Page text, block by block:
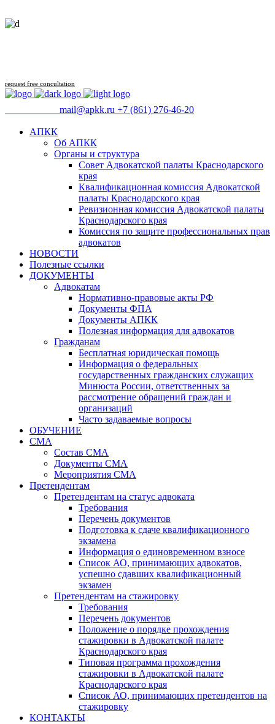
request free concultation
mail@apkk.ru +7 (861) 276-46-20
АПКК
Об АПКК
Органы и структура
Совет Адвокатской палаты Краснодарского
края
Квалификационная комиссия Адвокатской
палаты Краснодарского края
Ревизионная комиссия Адвокатской палаты
Краснодарского края
Комиссия по защите профессиональных прав
адвокатов
НОВОСТИ
Полезные ссылки
ДОКУМЕНТЫ
Адвокатам
Нормативно-правовые акты РФ
Документы ФПА
Документы АПКК
Полезная информация для адвокатов
Гражданам
Бесплатная юридическая помощь
Информация о федеральных
государственных гражданских служащих
Минюста России, ответственных за
рассмотрение обращений граждан и
организаций
Часто задаваемые вопросы
ОБУЧЕНИЕ
СМА
Состав СМА
Документы СМА
Мероприятия СМА
Претендентам
Претендентам на статус адвоката
Требования
Перечень документов
Подготовка к сдаче квалификационного
экзамена
Информация о единовременном взносе
Список АО, принимающих адвокатов,
успешно сдавших квалификационный
экзамен
Претендентам на стажировку
Требования
Перечень документов
Положение о порядке прохождения
стажировки в Адвокатской палате
Краснодарского края
Типовая программа прохождения
стажировки в Адвокатской палате
Краснодарского края
Список АО, принимающих претендентов на
стажировку
КОНТАКТЫ